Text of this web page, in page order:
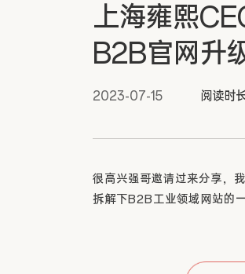
新能源案例
我们的业务
上海雍熙
B2B官网升
2023-07-15 阅读时
很高兴强哥邀请过来分享，
拆解下B2B工业领域网站的